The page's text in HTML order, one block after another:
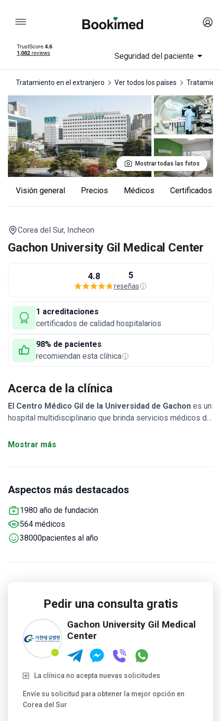
Seguridad del paciente
Tratamiento en el extranjero Ver todos los países
Mostrar todas las fotos
Visión general Precios Médicos Certificados
Corea del Sur, Incheon
Gachon University Gil Medical Center
4.8 5
reseñas
1 acreditaciones
certificados de calidad hospitalarios
98% de pacientes
recomiendan esta clínica
Acerca de la clínica
El Centro Médico Gil de la Universidad de Gachon es un
hospital multidisciplinario que brinda servicios médicos de
sino también en Asia. Gil Hospital está ubicado en el
Mostrar más
Aspectos más destacados
1980 año de fundación
564 médicos
38000pacientes al año
Pedir una consulta gratis
Gachon University Gil Medical
Center
La clínica no acepta nuevas solicitudes
Envíe su solicitud para obtener la mejor opción en
Corea del Sur